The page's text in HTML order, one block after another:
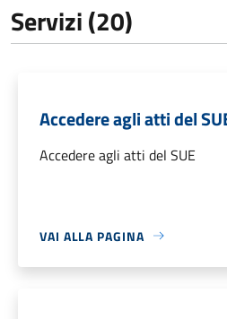
Servizi (20)
Accedere agli atti del
Accedere agli atti del SUE
VAI ALLA PAGINA